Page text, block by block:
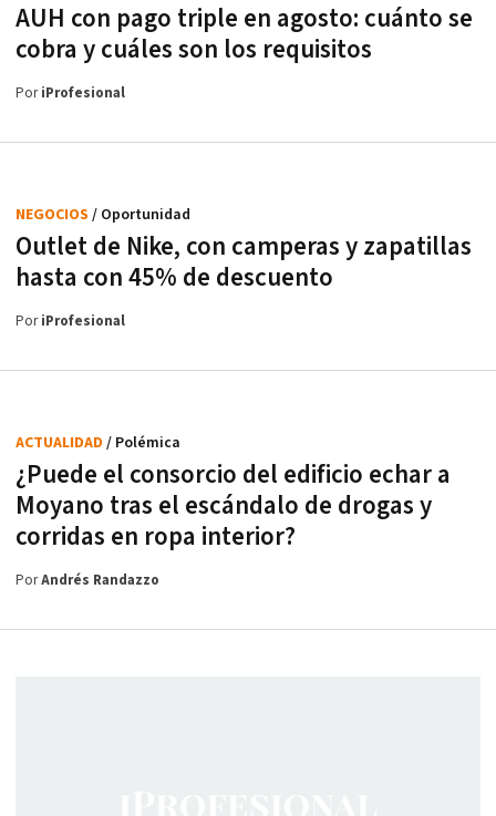
AUH con pago triple en agosto: cuánto se
cobra y cuáles son los requisitos
PoriProfesional
Outlet de Nike, con camperas y zapatillas
hasta con 45% de descuento
NEGOCIOS / Oportunidad
PoriProfesional
¿Puede el consorcio del edificio echar a
Moyano tras el escándalo de drogas y
corridas en ropa interior?
ACTUALIDAD / Polémica
PorAndrés Randazzo